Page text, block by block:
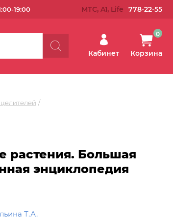
19:00 МТС, A1, Life 778-22-55
Кабинет Корзина
0
растения. Большая
энциклопедия
Т.А.